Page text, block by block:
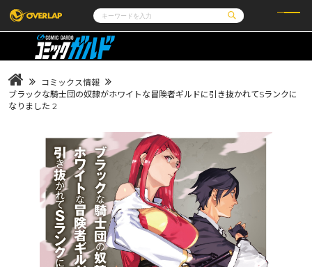
コミック
LiQulle
ラブパルフェ
ライトノベル
ロサージュノベルス
その他
コミックエッセイ
ポケットモンスター
通販・NEWS
会社概要
採用情報
アクセス
オーバーラップホールディングス
お問い合わせはこちら
オーバーラップ文庫
オーバーラップノベルス
コミックス情報
ブラックな騎士団の奴隷がホワイトな冒険者ギルドに引き抜かれてSランクに
なりました 2